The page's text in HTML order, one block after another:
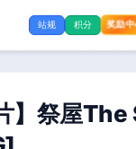
站规 积分 奖励中
】祭屋